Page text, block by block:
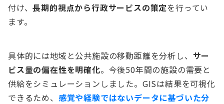
付け、長期的視点から行政サービスの策定を行ってい
ます。
具体的には地域と公共施設の移動距離を分析し、 サー
ビス量の偏在性を明確化。今後50年間の施設の需要と
供給をシミュレーションしました。GISは結果を可視化
できるため、 感覚や経験ではないデータに基づいた分